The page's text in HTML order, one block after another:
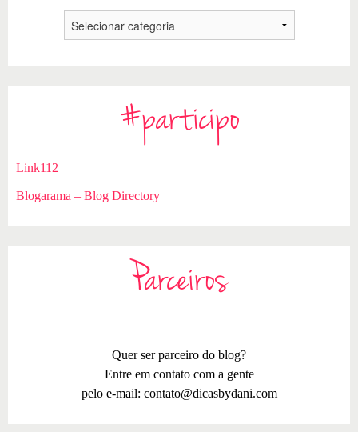
#participo
Link112
Blogarama – Blog Directory
Parceiros
Quer ser parceiro do blog?
Entre em contato com a gente
pelo e-mail: contato@dicasbydani.com